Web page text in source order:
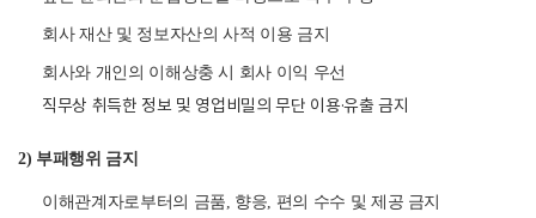
회사 재산 및 정보자산의 사적 이용 금지
회사와 개인의 이해상충 시 회사 이익 우선
직무상 취득한 정보 및 영업비밀의 무단 이용·유출 금지
2) 부패행위 금지
이해관계자로부터의 금품, 향응, 편의 수수 및 제공 금지